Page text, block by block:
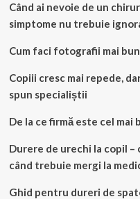
Când ai nevoie de un
simptome nu trebuie
Cum faci fotografii mai
Copiii cresc mai repede,
spun specialiștii
De la ce firmă este cel mai
Durere de urechi la copil –
când trebuie mergi la
Ghid pentru dureri de